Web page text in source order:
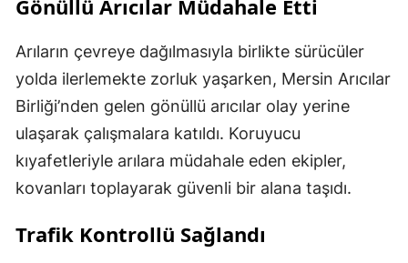
Gönüllü Arıcılar Müdahale Etti
Arıların çevreye dağılmasıyla birlikte sürücüler
yolda ilerlemekte zorluk yaşarken, Mersin Arıcılar
Birliği’nden gelen gönüllü arıcılar olay yerine
ulaşarak çalışmalara katıldı. Koruyucu
kıyafetleriyle arılara müdahale eden ekipler,
kovanları toplayarak güvenli bir alana taşıdı.
Trafik Kontrollü Sağlandı